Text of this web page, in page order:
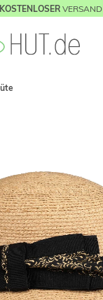
KOSTENLOSERVERSAND